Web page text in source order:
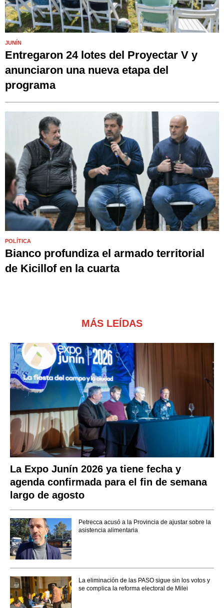
JUNÍN
Entregaron 24 lotes del Proyectar V y
anunciaron una nueva etapa del
programa
POLÍTICA
Bianco profundiza el armado territorial
de Kicillof en la cuarta
MÁS LEÍDAS
La Expo Junín 2026 ya tiene fecha y
agenda confirmada para el fin de semana
largo de agosto
Petrecca acusó a la Provincia de ajustar sobre la
asistencia alimentaria
La eliminación de las PASO sigue sin los votos y
se complica la reforma electoral de Milei